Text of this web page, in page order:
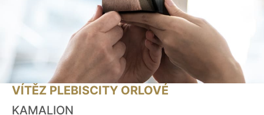
VÍTĚZ PLEBISCITY ORLOVÉ
KAMALION